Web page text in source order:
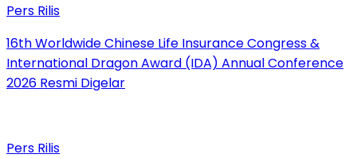
Pers Rilis
16th Worldwide Chinese Life Insurance Congress &
International Dragon Award (IDA) Annual Conference
2026 Resmi Digelar
Pers Rilis